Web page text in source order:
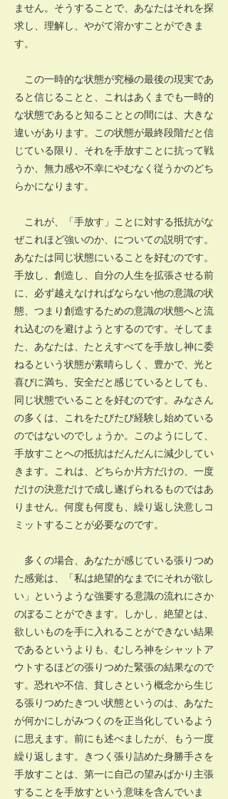
ません。そうすることで、あなたはそれを探
求し、理解し、やがて溶かすことができま
す。
この一時的な状態が究極の最後の現実であ
ると信じることと、これはあくまでも一時的
な状態であると知ることとの間には、大きな
違いがあります。この状態が最終段階だと信
じている限り、それを手放すことに抗って戦
うか、無力感や不幸にやむなく従うかのどち
らかになります。
これが、「手放す」ことに対する抵抗がな
ぜこれほど強いのか、についての説明です。
あなたは同じ状態にいることを好むのです。
手放し、創造し、自分の人生を拡張させる前
に、必ず越えなければならない他の意識の状
態、つまり創造するための意識の状態へと流
れ込むのを避けようとするのです。そしてま
た、あなたは、たとえすべてを手放し神に委
ねるという状態が素晴らしく、豊かで、光と
喜びに満ち、安全だと感じているとしても、
同じ状態でいることを好むのです。みなさん
の多くは、これをたびたび経験し始めている
のではないのでしょうか。このようにして、
手放すことへの抵抗はだんだんに減少してい
きます。これは、どちらか片方だけの、一度
だけの決意だけで成し遂げられるものではあ
りません。何度も何度も、繰り返し決意しコ
ミットすることが必要なのです。
多くの場合、あなたが感じている張りつめ
た感覚は、「私は絶望的なまでにそれが欲し
い」というような強要する意識の流れにさか
のぼることができます。しかし、絶望とは、
欲しいものを手に入れることができない結果
であるというよりも、むしろ神をシャットア
ウトするほどの張りつめた緊張の結果なので
す。恐れや不信、貧しさという概念から生じ
る張りつめたきつい状態というのは、あなた
が何かにしがみつくのを正当化しているよう
に思えます。前にも述べましたが、もう一度
繰り返します。きつく張り詰めた身勝手さを
手放すことは、第一に自己の望みばかり主張
することを手放すという意味を含んでいま